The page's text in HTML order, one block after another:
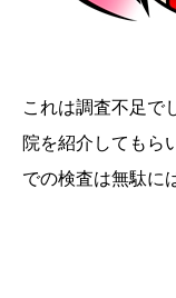
これは調査不足で
院を紹介してもら
での検査は無駄に